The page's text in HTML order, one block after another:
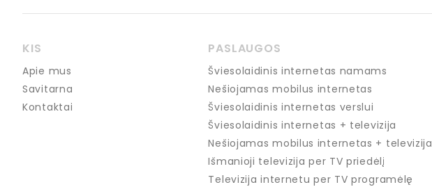
KIS
Apie mus
Savitarna
Kontaktai
PASLAUGOS
Šviesolaidinis internetas namams
Nešiojamas mobilus internetas
Šviesolaidinis internetas verslui
Šviesolaidinis internetas + televizija
Nešiojamas mobilus internetas + televizija
Išmanioji televizija per TV priedėlį
Televizija internetu per TV programėlę